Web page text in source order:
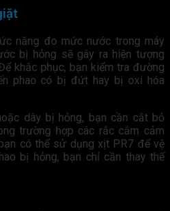
năng đo mức nước trong máy
bị hỏng sẽ gây ra hiện tượng
khắc phục, bạn kiểm tra đường
phao có bị đứt hay bị oxi hóa
dây bị hỏng, bạn cần cắt bỏ
trường hợp các rắc cắm cảm
có thể sử dụng xịt PR7 để vệ
bị hỏng, bạn chỉ cần thay thế